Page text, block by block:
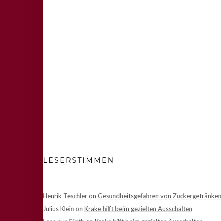
LESERSTIMMEN
Henrik Teschleron Gesundheitsgefahren von Zuckergetränken
Julius Klein on Krake hilft beim gezielten Ausschalten